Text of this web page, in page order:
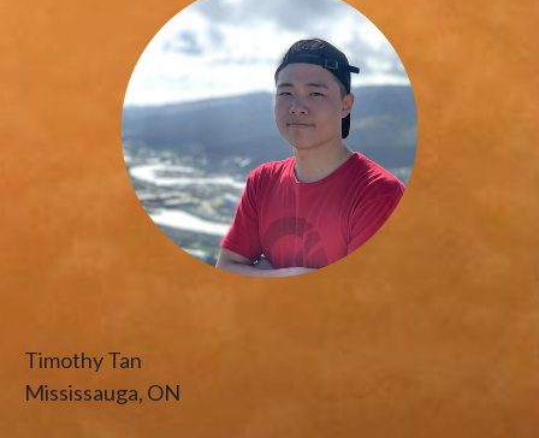
Timothy Tan
Mississauga, ON